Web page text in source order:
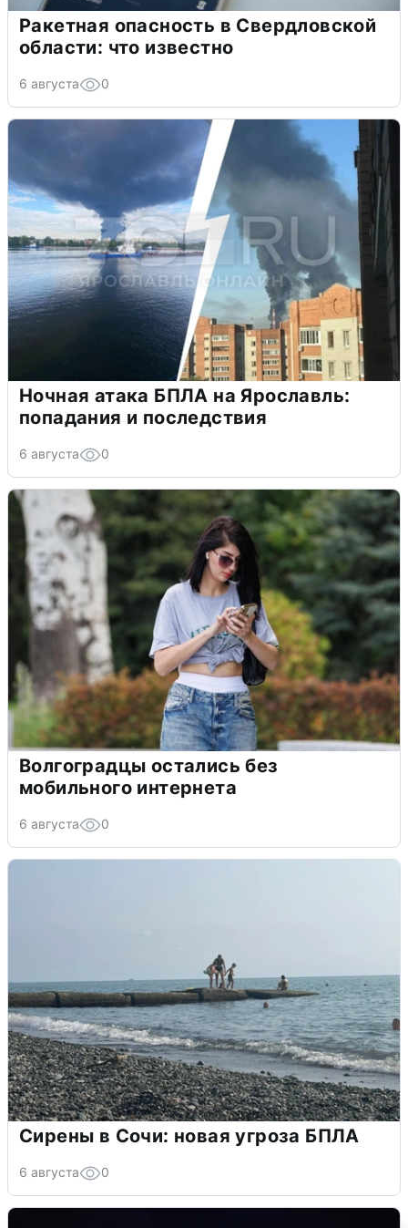
Ракетная опасность в Свердловской
области: что известно
6 августа 0
Ночная атака БПЛА на Ярославль:
попадания и последствия
6 августа 0
Волгоградцы остались без
мобильного интернета
6 августа 0
Сирены в Сочи: новая угроза БПЛА
6 августа 0